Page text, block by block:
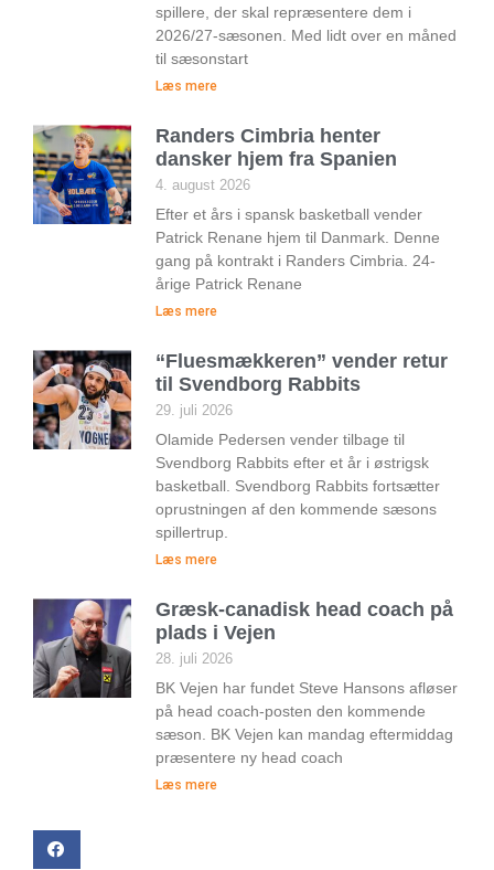
spillere, der skal repræsentere dem i
2026/27-sæsonen. Med lidt over en måned
til sæsonstart
Læs mere
Randers Cimbria henter
dansker hjem fra Spanien
4. august 2026
Efter et års i spansk basketball vender
Patrick Renane hjem til Danmark. Denne
gang på kontrakt i Randers Cimbria. 24-
årige Patrick Renane
Læs mere
“Fluesmækkeren” vender retur
til Svendborg Rabbits
29. juli 2026
Olamide Pedersen vender tilbage til
Svendborg Rabbits efter et år i østrigsk
basketball. Svendborg Rabbits fortsætter
oprustningen af den kommende sæsons
spillertrup.
Læs mere
Græsk-canadisk head coach på
plads i Vejen
28. juli 2026
BK Vejen har fundet Steve Hansons afløser
på head coach-posten den kommende
sæson. BK Vejen kan mandag eftermiddag
præsentere ny head coach
Læs mere